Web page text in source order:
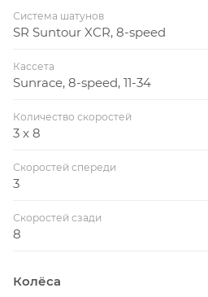
Система шатунов
SR Suntour XCR, 8-speed
Кассета
Sunrace, 8-speed, 11-34
Количество скоростей
3 x 8
Скоростей спереди
3
Скоростей сзади
8
Колёса